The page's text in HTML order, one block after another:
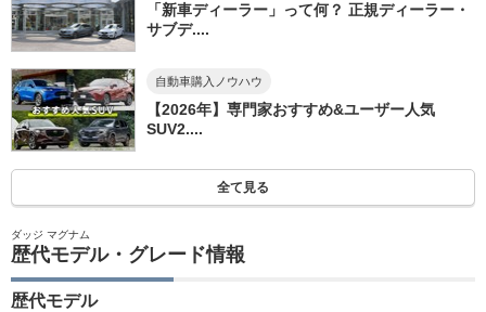
「新車ディーラー」って何？ 正規ディーラー・
サブデ....
自動車購入ノウハウ
【2026年】専門家おすすめ&ユーザー人気
SUV2....
全て見る
ダッジ マグナム
歴代モデル・グレード情報
歴代モデル